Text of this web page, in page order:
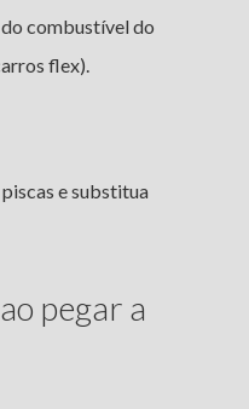
combustível do
flex).
e substitua
pegar a